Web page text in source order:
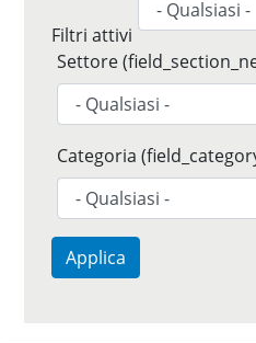
Settore
Categoria
Applica